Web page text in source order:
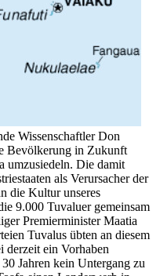
Wissenschaftler Don
Bevölkerung in Zukunft
umzusiedeln. Die damit
als Verursacher der
die Kultur unseres
9.000 Tuvaluer gemeinsam
Premierminister Maatia
Tuvalus übten an diesem
ein Vorhaben
Jahren kein Untergang zu